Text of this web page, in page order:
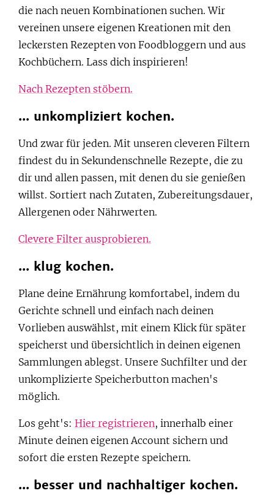
die nach neuen Kombinationen suchen. Wir
vereinen unsere eigenen Kreationen mit den
leckersten Rezepten von Foodbloggern und aus
Kochbüchern. Lass dich inspirieren!
Nach Rezepten stöbern.
... unkompliziert kochen.
Und zwar für jeden. Mit unseren cleveren Filtern
findest du in Sekundenschnelle Rezepte, die zu
dir und allen passen, mit denen du sie genießen
willst. Sortiert nach Zutaten, Zubereitungsdauer,
Allergenen oder Nährwerten.
Clevere Filter ausprobieren.
... klug kochen.
Plane deine Ernährung komfortabel, indem du
Gerichte schnell und einfach nach deinen
Vorlieben auswählst, mit einem Klick für später
speicherst und übersichtlich in deinen eigenen
Sammlungen ablegst. Unsere Suchfilter und der
unkomplizierte Speicherbutton machen's
möglich.
Los geht's: Hier registrieren, innerhalb einer
Minute deinen eigenen Account sichern und
sofort die ersten Rezepte speichern.
... besser und nachhaltiger kochen.